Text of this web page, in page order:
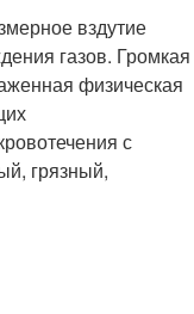
вздутие
газов. Громкая
физическая
с
грязный,